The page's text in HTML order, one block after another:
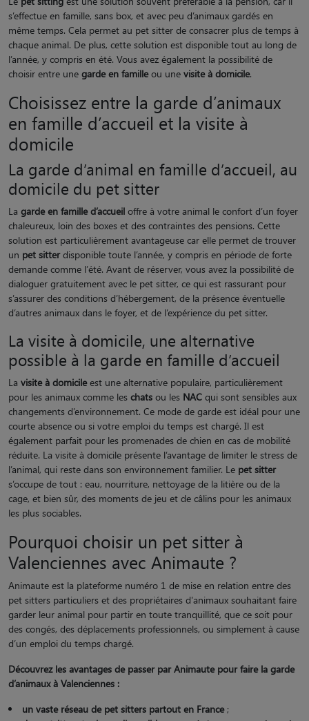
s’effectue en famille, sans box, et avec peu d’animaux gardés en
même temps. Cela permet au pet sitter de consacrer plus de temps à
chaque animal. De plus, cette solution est disponible tout au long de
l’année, y compris en été. Vous avez également la possibilité de
choisir entre une garde en familleou une visite à domicile.
Choisissez entre la garde d’animaux
en famille d’accueil et la visite à
domicile
La garde d’animal en famille d’accueil, au
domicile du pet sitter
La garde en famille d’accueil offre à votre animal le confort d’un foyer
chaleureux, loin des boxes et des contraintes des pensions. Cette
solution est particulièrement avantageuse car elle permet de trouver
un pet sitterdisponible toute l’année, y compris en période de forte
demande comme l’été. Avant de réserver, vous avez la possibilité de
dialoguer gratuitement avec le pet sitter, ce qui est rassurant pour
s’assurer des conditions d’hébergement, de la présence éventuelle
d’autres animaux dans le foyer, et de l’expérience du pet sitter.
La visite à domicile, une alternative
possible à la garde en famille d’accueil
La visite à domicileest une alternative populaire, particulièrement
pour les animaux comme les chats ou les NAC qui sont sensibles aux
changements d’environnement. Ce mode de garde est idéal pour une
courte absence ou si votre emploi du temps est chargé. Il est
également parfait pour les promenades de chien en cas de mobilité
réduite. La visite à domicile présente l’avantage de limiter le stress de
l’animal, qui reste dans son environnement familier. Le pet sitter
s’occupe de tout : eau, nourriture, nettoyage de la litière ou de la
cage, et bien sûr, des moments de jeu et de câlins pour les animaux
les plus sociables.
Pourquoi choisir un pet sitter à
Valenciennes avec Animaute ?
Animaute est la plateforme numéro 1 de mise en relation entre des
pet sitters particuliers et des propriétaires d'animaux souhaitant faire
garder leur animal pour partir en toute tranquillité, que ce soit pour
des congés, des déplacements professionnels, ou simplement à cause
d’un emploi du temps chargé.
Découvrez les avantages de passer par Animaute pour faire la garde
d’animaux à Valenciennes :
un vaste réseau de pet sitters partout en France;